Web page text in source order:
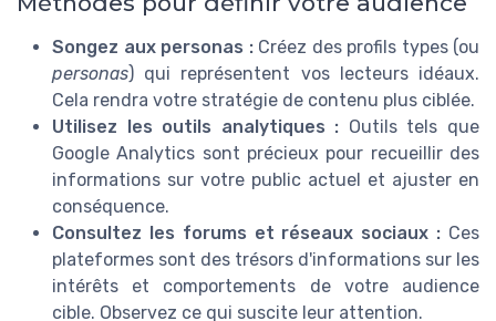
Songez aux personas :Créez des profils types (ou
personas) qui représentent vos lecteurs idéaux.
Cela rendra votre stratégie de contenu plus ciblée.
Utilisez les outils analytiques : Outils tels que
Google Analytics sont précieux pour recueillir des
informations sur votre public actuel et ajuster en
conséquence.
Consultez les forums et réseaux sociaux : Ces
plateformes sont des trésors d'informations sur les
intérêts et comportements de votre audience
cible. Observez ce qui suscite leur attention.